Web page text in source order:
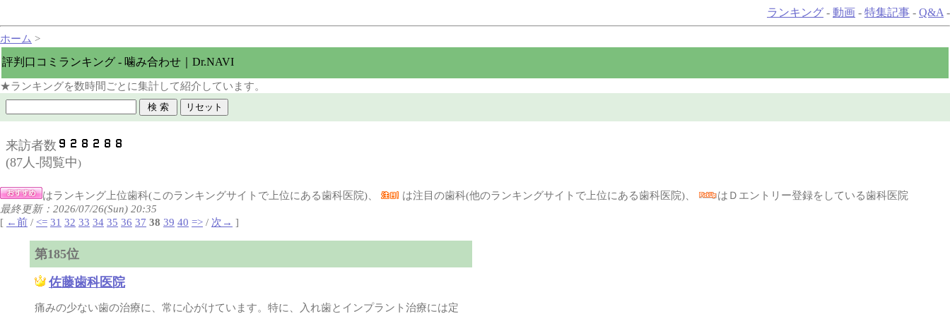
ランキング - 動画 - 特集記事 - Q&A -
ホーム >
評判口コミランキング - 噛み合わせ｜Dr.NAVI
★ランキングを数時間ごとに集計して紹介しています。
来訪者数
(87人-閲覧中)
はランキング上位歯科(このランキングサイトで上位にある歯科医院)、 は注目の歯科(他のランキングサイトで上位にある歯科医院)、
はＤエントリー登録をしている歯科医院
最終更新：2026/07/26(Sun) 20:35
[ ←前 / <= 31 32 33 34 35 36 37 38 39 40 => / 次→ ]
第185位
佐藤歯科医院
痛みの少ない歯の治療に、常に心がけています。特に、入れ歯とインプラント治療には定